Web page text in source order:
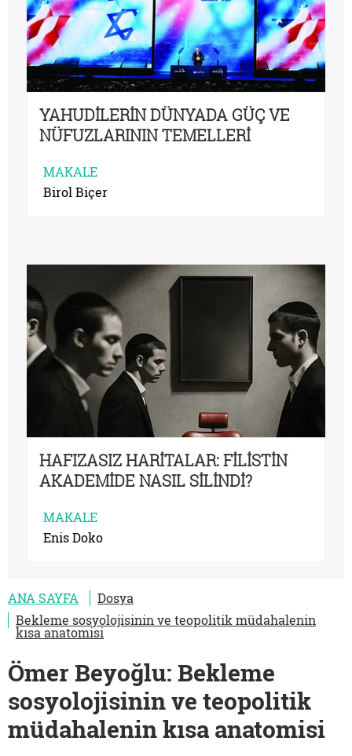
YAHUDİLERİN DÜNYADA GÜÇ VE
NÜFUZLARININ TEMELLERİ
MAKALE
Birol Biçer
HAFIZASIZ HARİTALAR: FİLİSTİN
AKADEMİDE NASIL SİLİNDİ?
MAKALE
Enis Doko
ANA SAYFA
Dosya
Bekleme sosyolojisinin ve teopolitik müdahalenin
kısa anatomisi
Ömer Beyoğlu: Bekleme
sosyolojisinin ve teopolitik
müdahalenin kısa anatomisi